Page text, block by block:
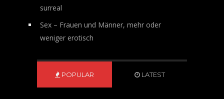
surreal
Sex – Frauen und Männer, mehr oder
weniger erotisch
POPULAR LATEST